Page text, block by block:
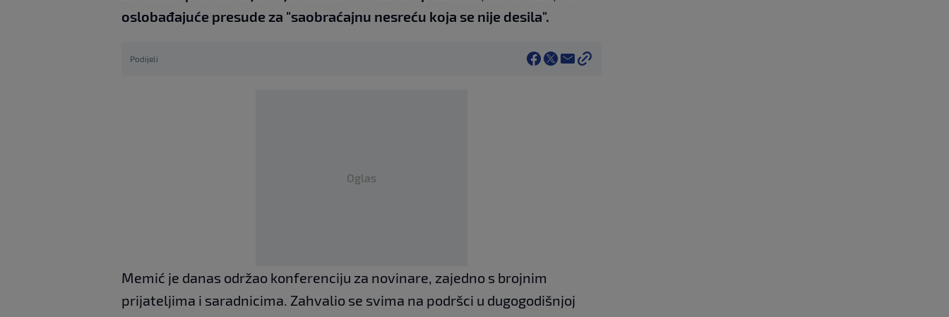
oslobađajuće presude za "saobraćajnu nesreću koja se nije desila".
Podijeli
Oglas
Memić je danas održao konferenciju za novinare, zajedno s brojnim
prijateljima i saradnicima. Zahvalio se svima na podršci u dugogodišnjoj